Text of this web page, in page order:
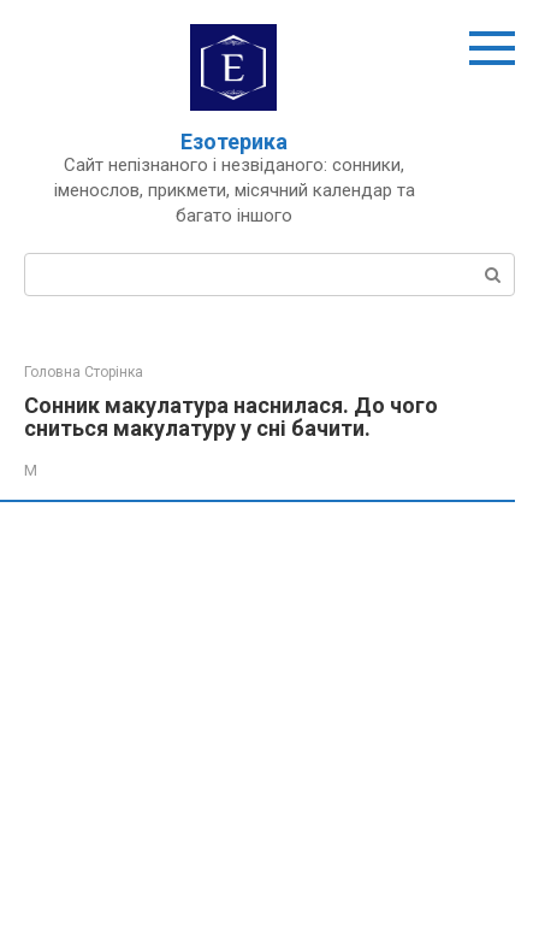
Езотерика
Сайт непізнаного і незвіданого: сонники,
іменослов, прикмети, місячний календар та
багато іншого
Пошук:
Головна Сторінка
Сонник макулатура наснилася. До чого
сниться макулатуру у сні бачити.
М